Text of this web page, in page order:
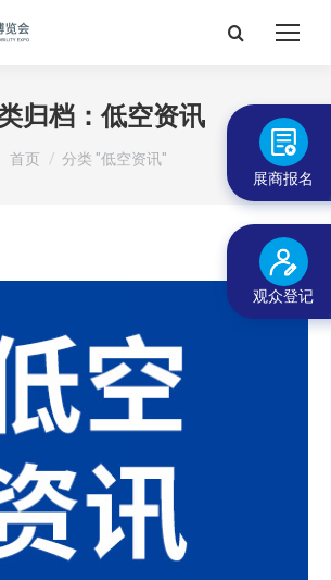
搜
归档：低空资讯
您在这里：
首页 分类 "低空资讯"
展商报名
观众登记